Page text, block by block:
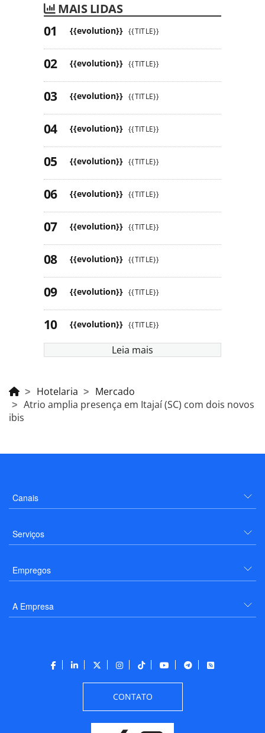
MAIS LIDAS
{{evolution}} {{TITLE}}
{{evolution}} {{TITLE}}
{{evolution}} {{TITLE}}
{{evolution}} {{TITLE}}
{{evolution}} {{TITLE}}
{{evolution}} {{TITLE}}
{{evolution}} {{TITLE}}
{{evolution}} {{TITLE}}
{{evolution}} {{TITLE}}
{{evolution}} {{TITLE}}
Leia mais
Hotelaria
Mercado
Atrio amplia presença em Itajaí (SC) com dois novos
ibis
Canais
Serviços
Empregos
A Empresa
CONTATO